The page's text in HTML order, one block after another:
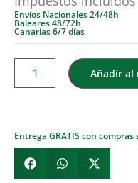
Envíos Nacionales 24/48h
Baleares 48/72h
Canarias 6/7 días
Añadir al
Entrega GRATIS con